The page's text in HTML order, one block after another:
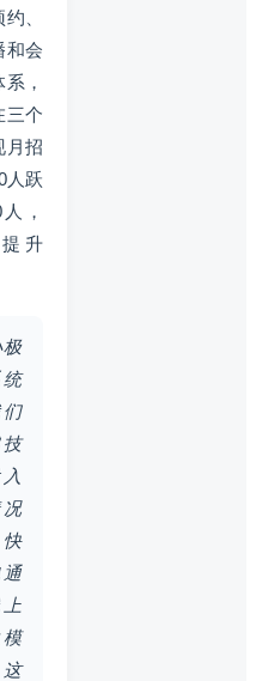
、
和会
，
三个
月招
人跃
，
升
极